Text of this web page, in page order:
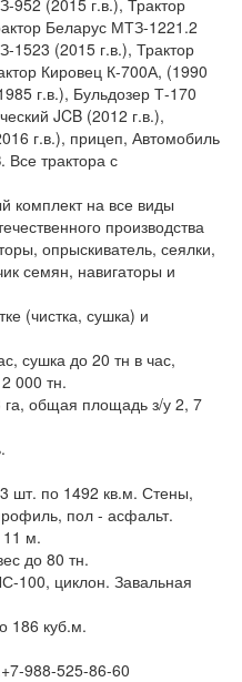
Беларус МТЗ-1221.2
1523 (2015 г.в.), Трактор
Кировец К-700А, (1990
г.в.), Бульдозер Т-170
JCB (2012 г.в.),
г.в.), прицеп, Автомобиль
трактора с
комплект на все виды
производства
опрыскиватель, сеялки,
семян, навигаторы и
(чистка, сушка) и
сушка до 20 тн в час,
000 тн.
общая площадь з/у 2, 7
шт. по 1492 кв.м. Стены,
пол - асфальт.
11 м.
до 80 тн.
100, циклон. Завальная
186 куб.м.
988-525-86-60